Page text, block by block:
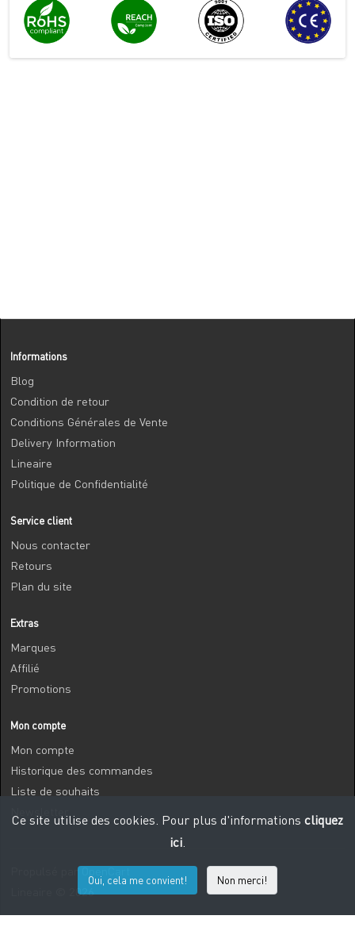
Informations
Blog
Condition de retour
Conditions Générales de Vente
Delivery Information
Lineaire
Politique de Confidentialité
Service client
Nous contacter
Retours
Plan du site
Extras
Marques
Affilié
Promotions
Mon compte
Mon compte
Historique des commandes
Liste de souhaits
Propulsé par
Lineaire © 2026
Ce site utilise des cookies. Pour plus d'informations cliquez
ici.
Oui, cela me convient! Non merci!